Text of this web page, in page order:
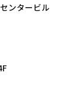
ンタービル